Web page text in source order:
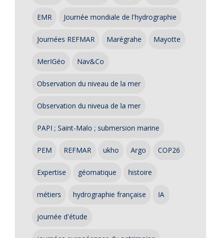
EMR Journée mondiale de l'hydrographie
Journées REFMAR Marégrahe Mayotte
MerIGéo Nav&Co
Observation du niveau de la mer
Observation du niveua de la mer
PAPI ; Saint-Malo ; submersion marine
PEM REFMAR ukho Argo COP26
Expertise géomatique histoire
métiers hydrographie française IA
journée d'étude